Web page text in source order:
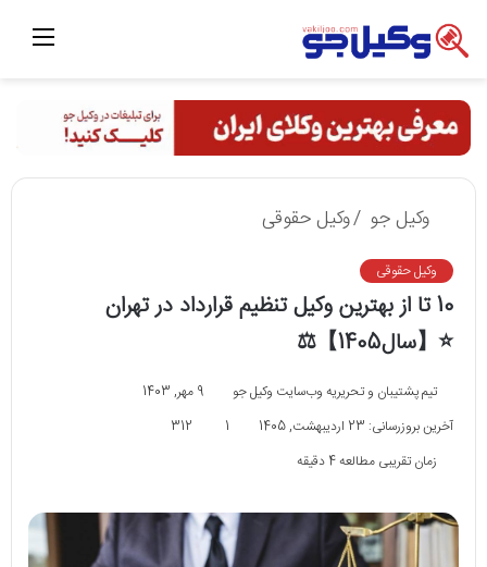
منو
وکیل جو /وکیل حقوقی
وکیل حقوقی
10 تا از بهترین وکیل تنظیم قرارداد در تهران
⭐【سال1405】⚖️
تیم پشتیبان و تحریریه وب‌سایت وکیل جو
9 مهر, 1403
آخرین بروزرسانی: 23 اردیبهشت, 1405
1
312
زمان تقریبی مطالعه 4 دقیقه